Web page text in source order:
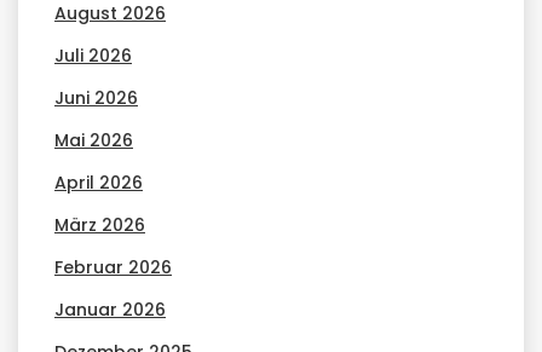
August 2026
Juli 2026
Juni 2026
Mai 2026
April 2026
März 2026
Februar 2026
Januar 2026